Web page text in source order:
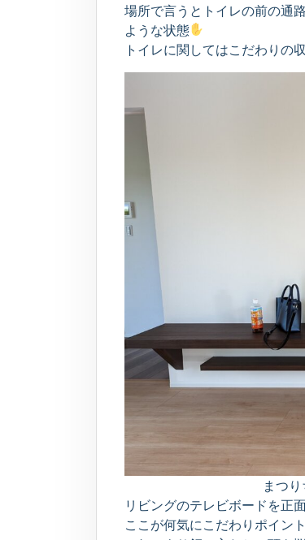
場所で言うとトイレの前の通
ような状態
トイレに関してはこだわりの
まつ
リビングのテレビボードを正
ここが何気にこだわりポイント